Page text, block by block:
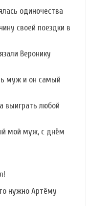
одиночества
своей поездки в
Веронику
муж и он самый
выиграть любой
мой муж, с днём
нужно Артёму